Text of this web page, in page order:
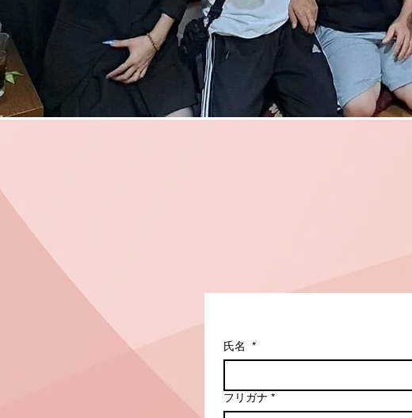
氏名 *
フリガナ *